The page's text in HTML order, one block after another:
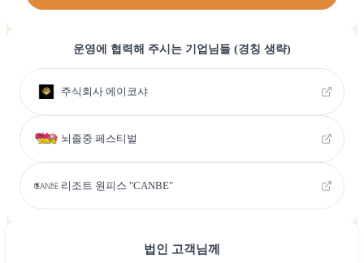
운영에 협력해 주시는 기업님들 (경칭 생략)
주식회사 에이코샤
뇌졸중 페스티벌
리조트 원피스 "CANBE"
법인 고객님께